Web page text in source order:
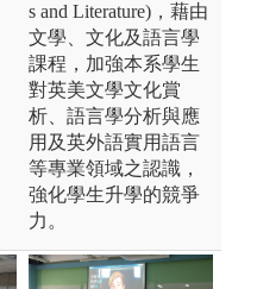
s and Literature)，藉由
文學、文化及語言學
課程，加強本系學生
對英美文學文化賞
析、語言學分析與應
用及英外語實用語言
等專業領域之認識，
強化學生升學的競爭
力。